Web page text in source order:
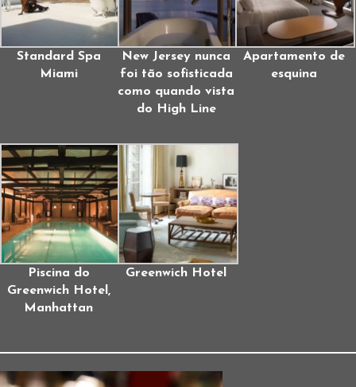
Standard Spa
Miami
New Jersey nunca
foi tão sofisticada
como quando vista
do High Line
Apartamento de
esquina
Piscina do
Greenwich Hotel,
Manhattan
Greenwich Hotel